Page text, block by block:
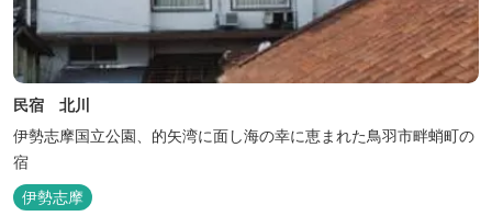
民宿 北川
伊勢志摩国立公園、的矢湾に面し海の幸に恵まれた鳥羽市畔蛸町の
宿
伊勢志摩